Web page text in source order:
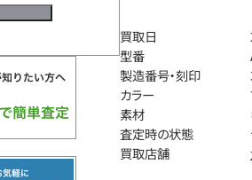
買取日
型番
製造番号・刻印
カラー
素材
査定時の状態
買取店舗